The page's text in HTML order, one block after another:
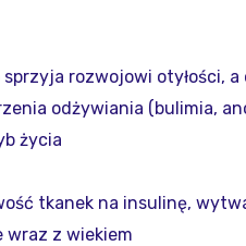
rozwojowi otyłości, a
odżywiania (bulimia,
życia
tkanek na insulinę,
wraz z wiekiem